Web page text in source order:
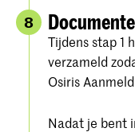
8
Tijdens stap 1
verzameld
Osiris
Nadat je bent